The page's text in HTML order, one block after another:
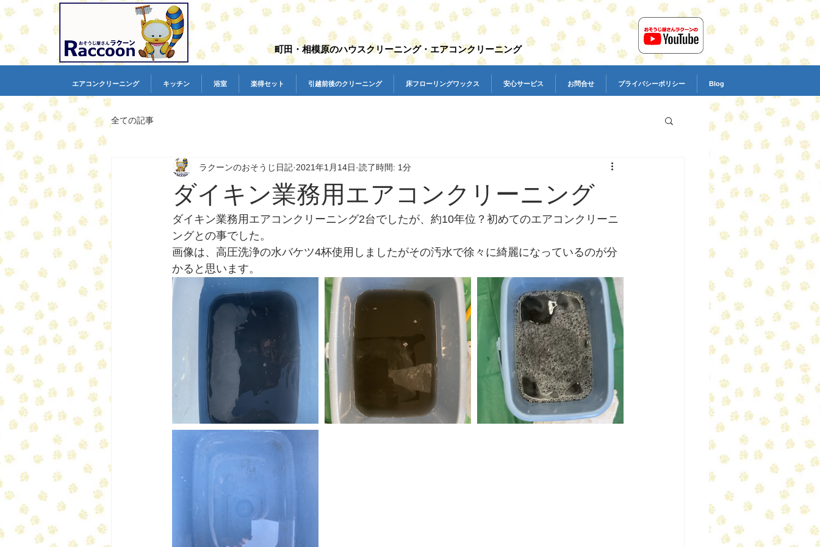
町田・相模原のハウスクリーニング・エアコンクリーニング
エアコンクリーニング キッチン 浴室 楽得セット 引越前後のクリーニング 床フローリングワックス 安心サービス お問合せ プライバシーポリシー Blog
全ての記事
ダイキン業務用エアコンクリーニング
ラクーンのおそうじ日記 2021年1月14日 読了時間: 1分
ダイキン業務用エアコンクリーニング2台でしたが、約10年位？初めてのエアコンクリーニ
ングとの事でした。
画像は、高圧洗浄の水バケツ4杯使用しましたがその汚水で徐々に綺麗になっているのが分
かると思います。